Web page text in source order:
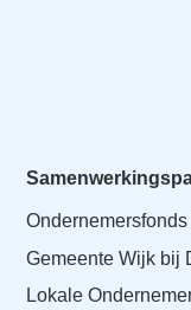
Gemeente Wijk bij
Lokale